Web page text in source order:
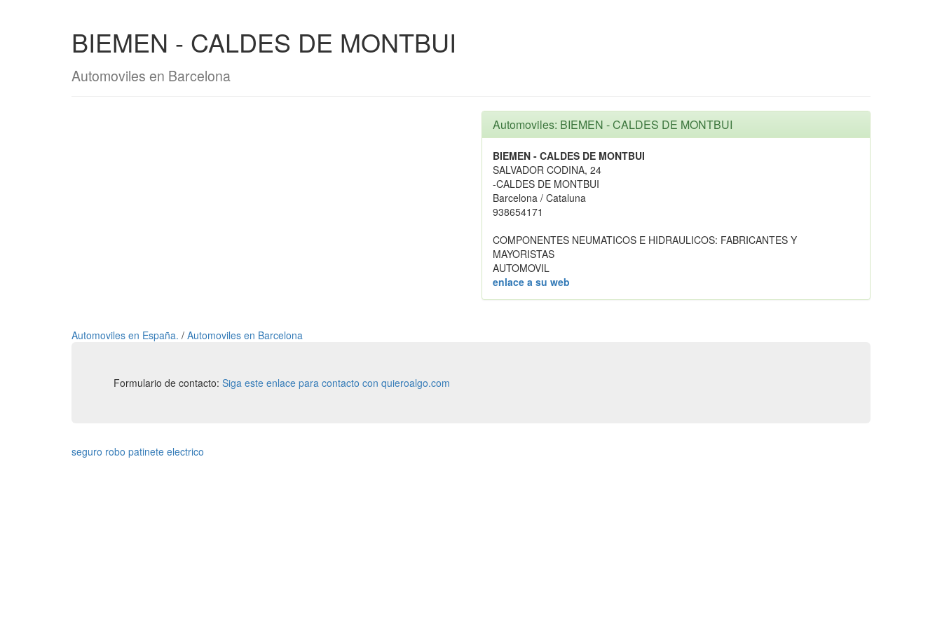
BIEMEN - CALDES DE MONTBUI
Automoviles en Barcelona
Automoviles: BIEMEN - CALDES DE MONTBUI
BIEMEN - CALDES DE MONTBUI
SALVADOR CODINA, 24
-CALDES DE MONTBUI
Barcelona / Cataluna
938654171
COMPONENTES NEUMATICOS E HIDRAULICOS: FABRICANTES Y
MAYORISTAS
AUTOMOVIL
enlace a su web
Automoviles en España. / Automoviles en Barcelona
Formulario de contacto: Siga este enlace para contacto con quieroalgo.com
seguro robo patinete electrico